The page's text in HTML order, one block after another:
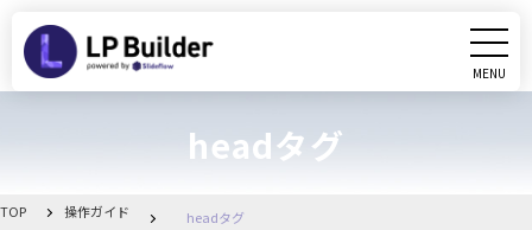
MENU
headタグ
CLOSE
動画マニュアル
TOP 操作ガイド headタグ